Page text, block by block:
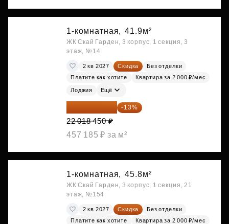
1-комнатная, 41.9м²
ЖК Скай Гарден, 3 корпус, 1 секция, 3
этаж, №14
2 кв 2027 Скидка
Без отделки
Платите как хотите
Квартира за 2 000 ₽/мес
Лоджия Ещё
19 156 052 ₽ -13%
22 018 450 ₽
457 185 ₽ за м²
1-комнатная, 45.8м²
ЖК Скай Гарден, 3 корпус, 1 секция, 21
этаж, №154
2 кв 2027 Скидка
Без отделки
Платите как хотите
Квартира за 2 000 ₽/мес